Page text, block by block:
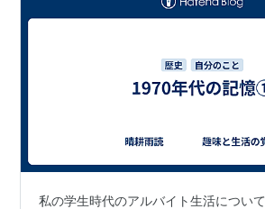
私の学生時代のアルバイト生活につい